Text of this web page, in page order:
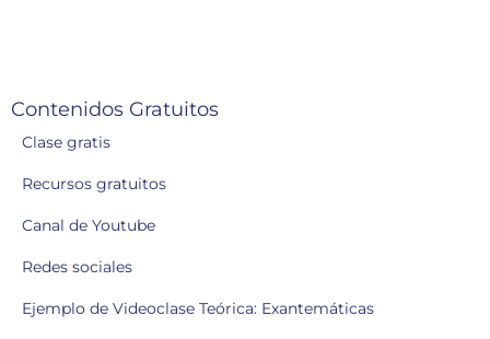
Contenidos Gratuitos
Clase gratis
Recursos gratuitos
Canal de Youtube
Redes sociales
Ejemplo de Videoclase Teórica: Exantemáticas